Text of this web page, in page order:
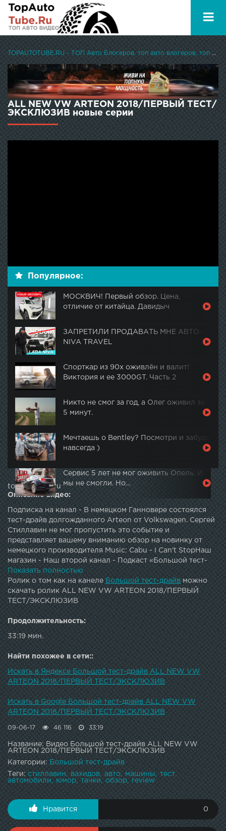
TOPAUTOTUBE.RU - ТОП Авто Блогеров, топ авто влогеров, топ авто ютуберов
ALL NEW VW ARTEON 2018/ПЕРВЫЙ ТЕСТ/
ЭКСКЛЮЗИВ новые серии
Популярное:
МОСКВИЧ! Первый обзор. Цена,
отличие от китайца. Давидыч
ЗАПРЕТИЛИ ПРОДАВАТЬ МНЕ АВТО -
NIVA TRAVEL
Спорткар из 90х оживлён и валит!
Виктория и ее 3000GT. Часть 2
Никто не смог за год, а Олег оживил за
5 минут.
Мечтаешь о Bentley? Посмотри и забудь
навсегда )
Сервис 5 лет не мог оживить Опель. И
мы не смогли. Но…
topautotube.ru
Описание видео:
Подписка на канал - В немецком Ганновере состоялся
тест-драйв долгожданного Arteon от Volkswagen. Сергей
Стиллавин не мог пропустить это событие и
представляет вашему вниманию обзор на новинку от
немецкого производителя Music: Cabu - I Can't StopНаш
магазин - Наш второй канал - Подкаст «Большой тест-
драйв» - Канал утреннего шоу на "Маяке" - Twitter: G+:
Instagram: Facebook: Vkontakte: JOIN QUIZGROUP
PARTNER PROGRAM:
Показать полностью
Ролик о том как на канеле Большой тест-драйв можно
скачать ролик ALL NEW VW ARTEON 2018/ПЕРВЫЙ
ТЕСТ/ЭКСКЛЮЗИВ
Продолжительность:
33:19 мин.
Найти похожее в сети::
Искать в Яндексе Большой тест-драйв ALL NEW VW
ARTEON 2018/ПЕРВЫЙ ТЕСТ/ЭКСКЛЮЗИВ
Искать в Google Большой тест-драйв ALL NEW VW
ARTEON 2018/ПЕРВЫЙ ТЕСТ/ЭКСКЛЮЗИВ
09-06-17 46 116 33:19
Название: Видео Большой тест-драйв ALL NEW VW
ARTEON 2018/ПЕРВЫЙ ТЕСТ/ЭКСКЛЮЗИВ
Категории: Большой тест-драйв
Теги:стиллавин вахидов авто машины
тест
автомобили
юмор тачки обзор review
Нравится 0